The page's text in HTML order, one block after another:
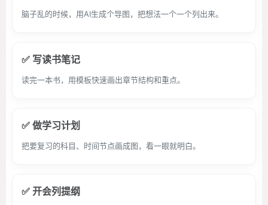
脑子乱的时候，用AI生成个导图，把想法一个一个列出来。
✅ 写读书笔记
读完一本书，用模板快速画出章节结构和重点。
✅ 做学习计划
把要复习的科目、时间节点画成图，看一眼就明白。
✅ 开会列提纲